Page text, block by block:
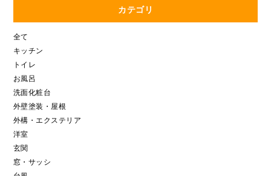
カテゴリ
全て
キッチン
トイレ
お風呂
洗面化粧台
外壁塗装・屋根
外構・エクステリア
洋室
玄関
窓・サッシ